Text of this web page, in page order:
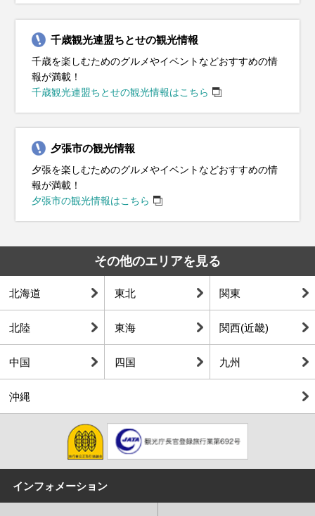
千歳観光連盟ちとせの観光情報
千歳を楽しむためのグルメやイベントなどおすすめの情
報が満載！
千歳観光連盟ちとせの観光情報はこちら
夕張市の観光情報
夕張を楽しむためのグルメやイベントなどおすすめの情
報が満載！
夕張市の観光情報はこちら
その他のエリアを見る
北海道 東北 関東
北陸 東海 関西(近畿)
中国 四国 九州
沖縄
インフォメーション